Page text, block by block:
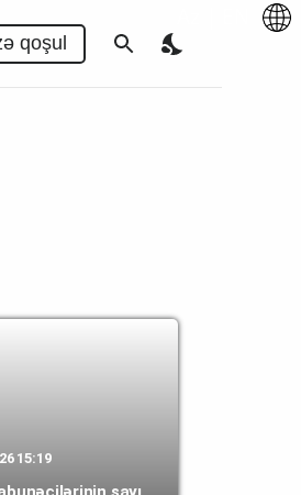
qoşul
15:19